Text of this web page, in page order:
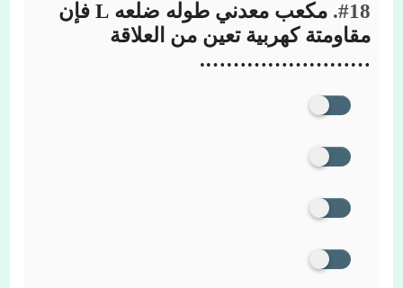
#18.
مكعب معدني طوله ضلعه L فإن
مقاومتة كهربية تعين من العلاقة
…………………….